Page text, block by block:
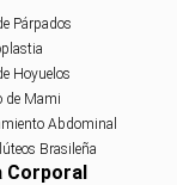
Párpados
Hoyuelos
de Mami
Abdominal
Brasileña
Corporal